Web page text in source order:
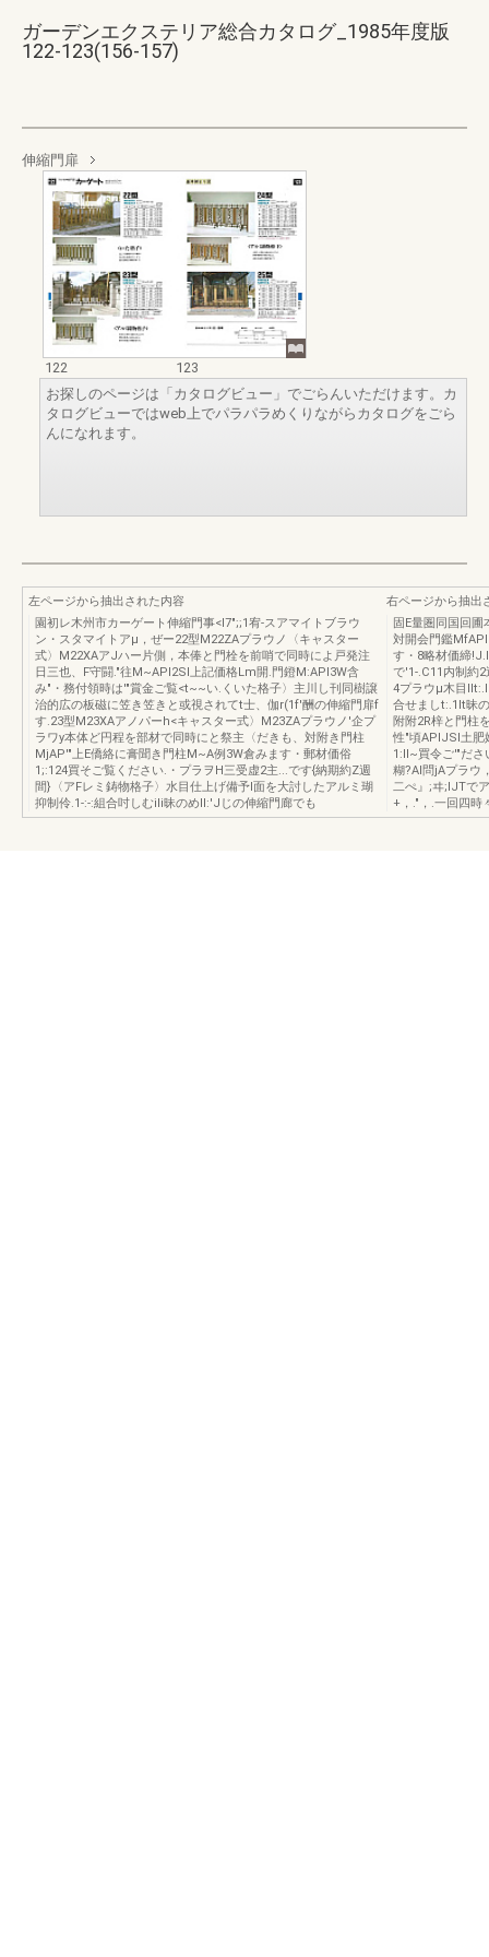
ガーデンエクステリア総合カタログ_1985年度版
122-123(156-157)
伸縮門扉
122
123
お探しのページは「カタログビュー」でごらんいただけます。カ
タログビューではweb上でパラパラめくりながらカタログをごら
んになれます。
左ページから抽出された内容
園初レ木州市カーゲート伸縮門事<l7";;1宥-スアマイトブラウ
ン・スタマイトアμ，ぜー22型M22ZAプラウノ〈キャスター
式〉M22XAアJハー片側，本俸と門栓を前哨で同時によ戸発注
日三也、F守闘."往M~APl2Sl上記価格Lm開.門鐙M:API3W含
み"・務付領時は'"賞金ご覧<t~~い.くいた格子〉主川し刊同樹譲
治的広の板磁に笠き笠きと或視されてt士、伽r(1f'酬の伸縮門扉f
す.23型M23XAアノパーh<キャスター式〉M23ZAプラウノ'企プ
ラワy本体ど円程を部材で同時にと祭主〈だきも、対附き門柱
MjAP'"上E僑絡に膏聞き門柱M~A例3W倉みます・郵材価俗
1;:124買そご覧ください.・プラヲH三受虚2主...です{納期約Z週
間}〈アFレミ鋳物格子〉水目仕上げ備予I面を大討したアルミ瑚
抑制伶.1-:-:組合吋しむiIi昧のめll:'Jじの伸縮門廊でも
右ページから抽出
固E量圏同国回
対開会門鑑
す・8略材価締
で'1-.C11内制約
4プラウμ木目
合せましt:.1It昧
附附2R梓と門柱
性"頃APIJSl土肥
1:ll~買令ご'"ださ
糊?AI問jAプラウ
二ぺ』;ヰ;lJTで
+，."，.一回四時